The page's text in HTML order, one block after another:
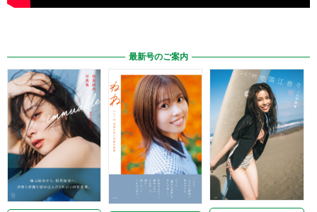
最新号のご案内